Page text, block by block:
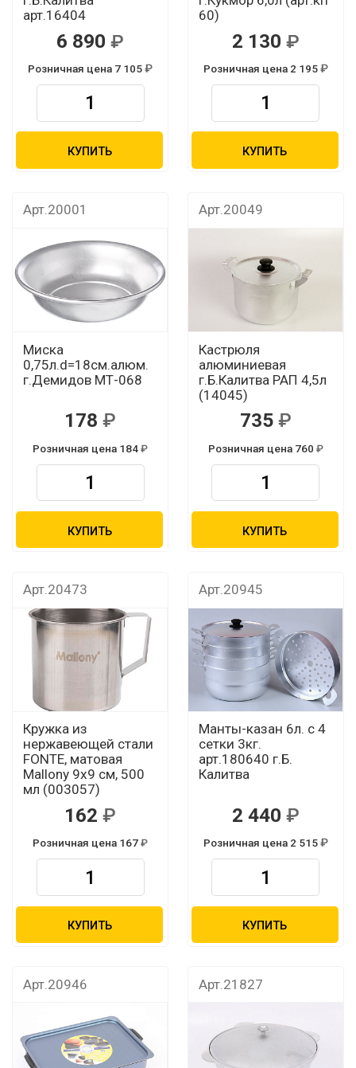
арт.16404
6 890
Розничная цена 7 105
КУПИТЬ
60)
2 130
Розничная цена 2 195
КУПИТЬ
Арт.20001
Миска
0,75л.d=18см.алюм.
г.Демидов МТ-068
178
Розничная цена 184
КУПИТЬ
Арт.20049
Кастрюля
алюминиевая
г.Б.Калитва РАП 4,5л
(14045)
735
Розничная цена 760
КУПИТЬ
Арт.20473
Кружка из
нержавеющей стали
FONTE, матовая
Mallony 9х9 см, 500
мл (003057)
162
Розничная цена 167
КУПИТЬ
Арт.20945
Манты-казан 6л. с 4
сетки 3кг.
арт.180640 г.Б.
Калитва
2 440
Розничная цена 2 515
КУПИТЬ
Арт.20946 Арт.21827